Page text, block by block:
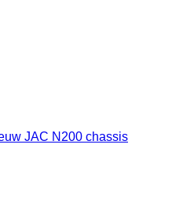
JAC N200 chassis